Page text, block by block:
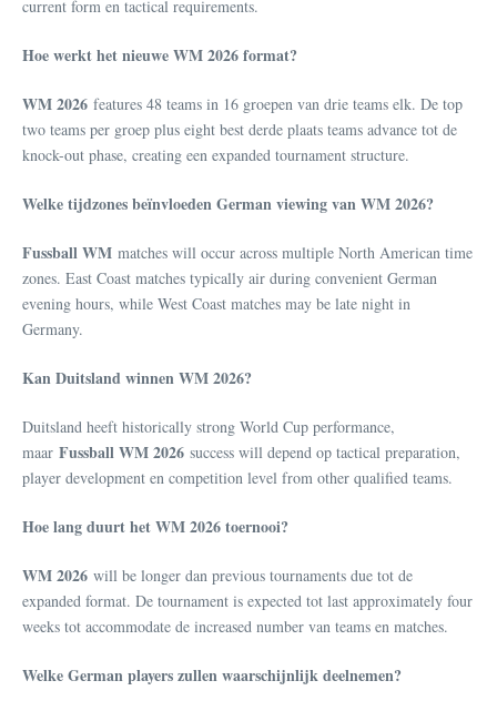
current form en tactical requirements.
Hoe werkt het nieuwe WM 2026 format?
WM 2026 features 48 teams in 16 groepen van drie teams elk. De top
two teams per groep plus eight best derde plaats teams advance tot de
knock-out phase, creating een expanded tournament structure.
Welke tijdzones beïnvloeden German viewing van WM 2026?
Fussball WM matches will occur across multiple North American time
zones. East Coast matches typically air during convenient German
evening hours, while West Coast matches may be late night in
Germany.
Kan Duitsland winnen WM 2026?
Duitsland heeft historically strong World Cup performance,
maar Fussball WM 2026 success will depend op tactical preparation,
player development en competition level from other qualified teams.
Hoe lang duurt het WM 2026 toernooi?
WM 2026 will be longer dan previous tournaments due tot de
expanded format. De tournament is expected tot last approximately four
weeks tot accommodate de increased number van teams en matches.
Welke German players zullen waarschijnlijk deelnemen?